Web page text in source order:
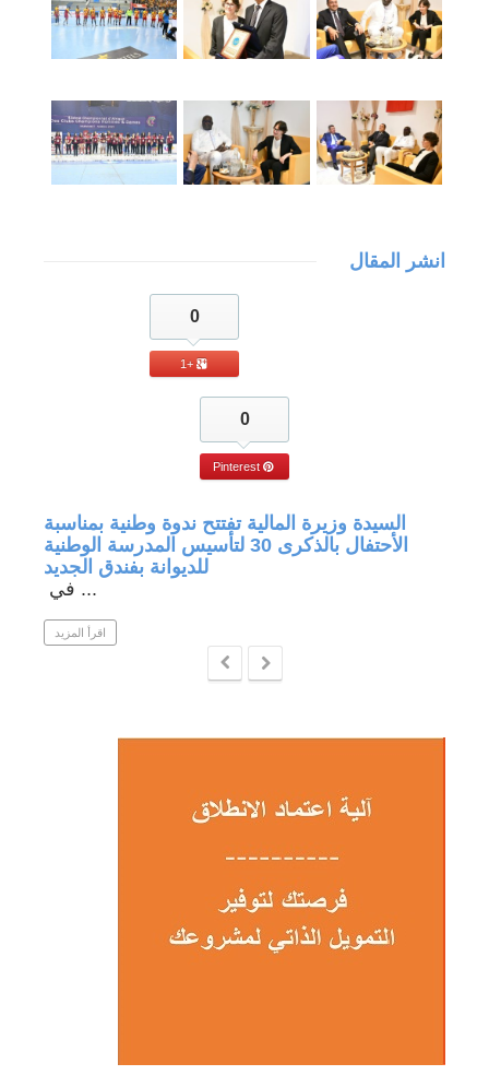
انشر المقال
0
+1
0
Pinterest
السيدة وزيرة المالية تفتتح ندوة وطنية بمناسبة
الأحتفال بالذكرى 30 لتأسيس المدرسة الوطنية
للديوانة بفندق الجديد
في ...
اقرأ المزيد